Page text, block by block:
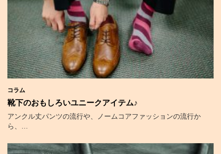
コラム
靴下のおもしろいユニークアイテム♪
アンクル丈パンツの流行や、ノームコアファッションの流行か
ら、…